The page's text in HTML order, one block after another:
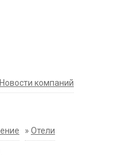
Новости компаний
» Отели